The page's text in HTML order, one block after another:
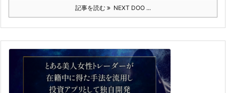
記事を読む NEXT DOO ...